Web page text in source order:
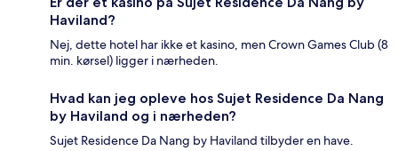
Haviland?
Nej, dette hotel har ikke et kasino, men Crown Games Club (8
min. kørsel) ligger i nærheden.
Hvad kan jeg opleve hos Sujet Residence Da Nang
by Haviland og i nærheden?
Sujet Residence Da Nang by Haviland tilbyder en have.